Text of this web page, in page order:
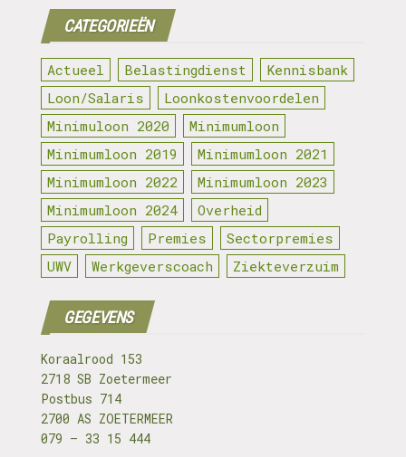
CATEGORIEËN
Actueel Belastingdienst
Kennisbank
Loon/Salaris
Loonkostenvoordelen
Minimuloon 2020
Minimumloon
Minimumloon 2019
Minimumloon 2021
Minimumloon 2022
Minimumloon 2023
Minimumloon 2024
Overheid
Payrolling
Premies
Sectorpremies
UWV
Werkgeverscoach Ziekteverzuim
GEGEVENS
Koraalrood 153
2718 SB Zoetermeer
Postbus 714
2700 AS ZOETERMEER
079 – 33 15 444